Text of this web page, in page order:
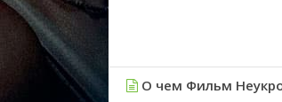
О чем Фильм